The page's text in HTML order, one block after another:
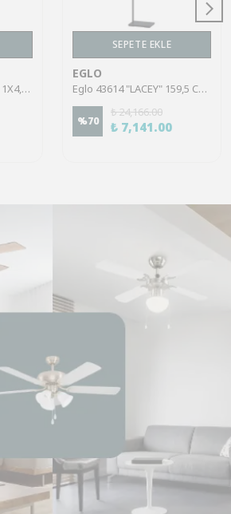
Eglo 75321 "ALAMEDA" 1X4,5W Çelik Nikel Mat Sıva Üstü Spot
SEPETE EKLE
EGLO
Eglo 43614 "LACEY" 159,5 Cm Yüksekliğinde Çelik, Ahşap Köşe Lambası Lambader
%70
₺ 24,166.00
₺ 7,141.00